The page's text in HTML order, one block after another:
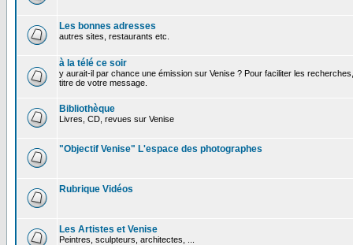
Les bonnes adresses
autres sites, restaurants etc.
à la télé ce soir
y aurait-il par chance une émission sur Venise ? Pour faciliter les
titre de votre message.
Bibliothèque
Livres, CD, revues sur Venise
"Objectif Venise" L'espace des photographes
Rubrique Vidéos
Les Artistes et Venise
Peintres, sculpteurs, architectes, ...